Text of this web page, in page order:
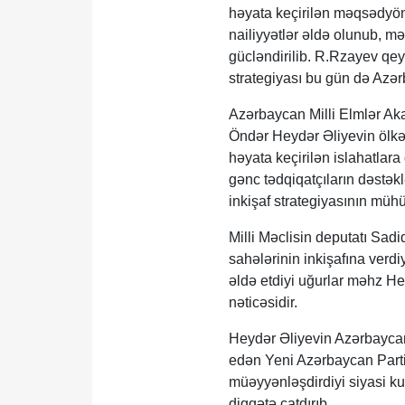
həyata keçirilən
nailiyyətlər əldə olunub,
gücləndirilib. R.Rzayev
strategiyası bu gün də
Azərbaycan Milli Elmlər
Öndər Heydər Əliyevin
həyata keçirilən
gənc tədqiqatçıların
inkişaf strategiyasının
Milli Məclisin deputatı
sahələrinin inkişafına
əldə etdiyi uğurlar məhz
nəticəsidir.
Heydər Əliyevin
edən Yeni Azərbaycan
müəyyənləşdirdiyi siyasi